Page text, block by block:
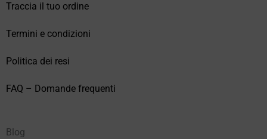
Traccia il tuo ordine
Termini e condizioni
Politica dei resi
FAQ – Domande frequenti
Blog